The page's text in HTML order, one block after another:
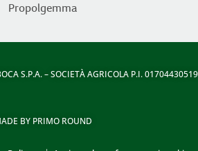
Propolgemma
S.P.A. – SOCIETÀ AGRICOLA P.I. 01704430519
BY PRIMO ROUND